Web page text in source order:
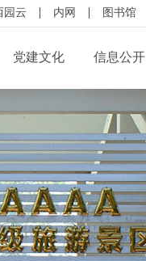
园云 内网 图书馆
党建文化 信息公开
预（决）算公开
年度报告